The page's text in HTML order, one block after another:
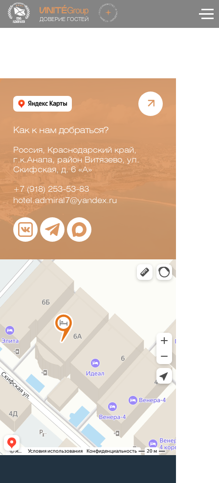
ДОВЕРИЕ ГОСТЕЙ
Как к нам добраться?
Россия, Краснодарский край,
г.к.Анапа, район Витязево, ул.
Скифская, д. 6 «А»
+7 (918) 253-53-83
hotel.admiral7@yandex.ru